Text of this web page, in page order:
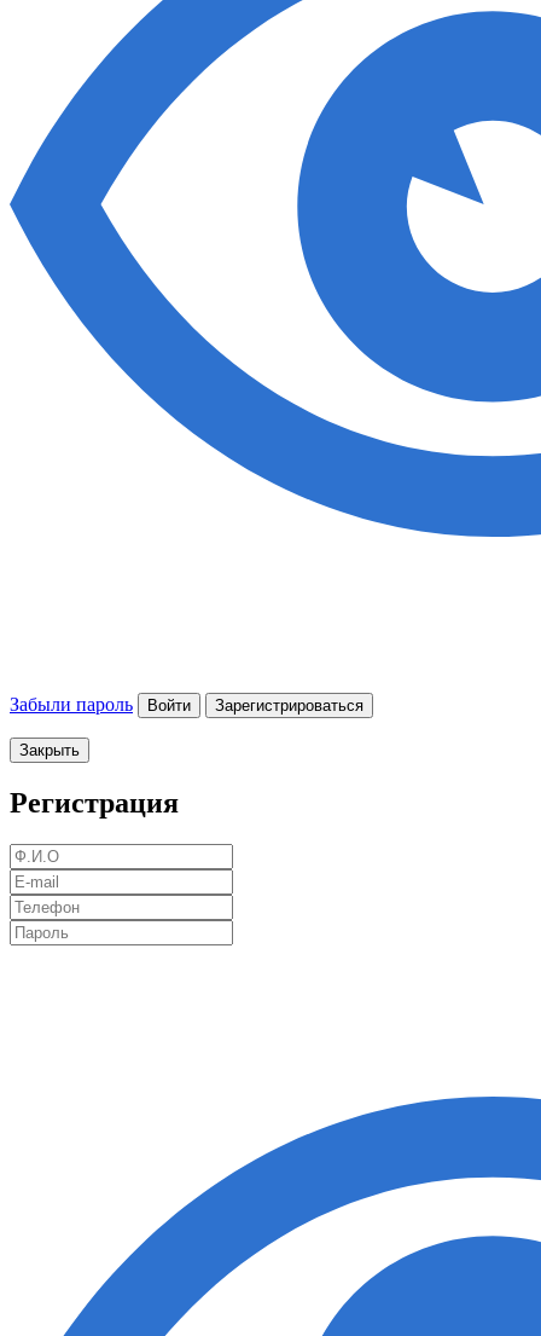
Забыли пароль Войти Зарегистрироваться
Закрыть
Регистрация